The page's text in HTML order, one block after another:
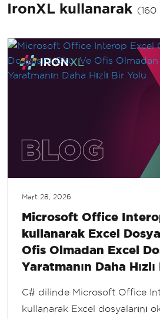
IronXL kullanarak (160
Mart 28, 2026
Microsoft Office
kullanarak Excel
Ofis Olmadan Excel
Yaratmanın Daha
C# dilinde Microsoft Office
kullanarak Excel dosyalarını